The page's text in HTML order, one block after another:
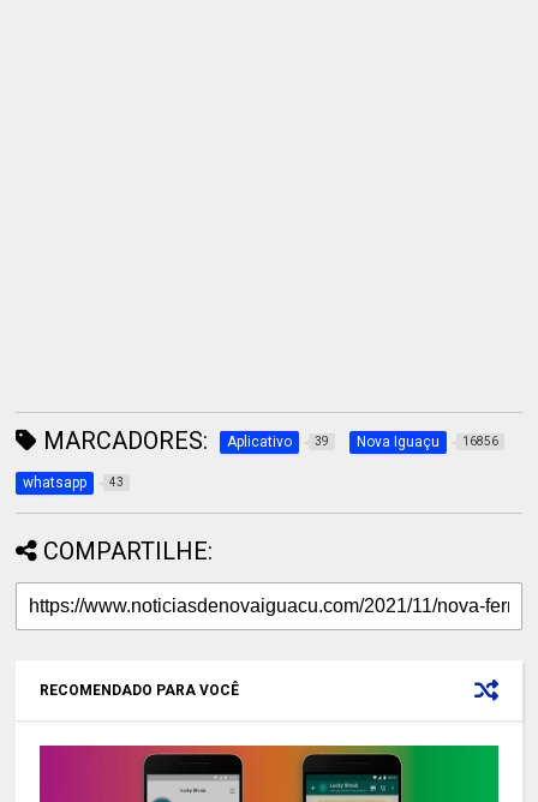
MARCADORES: Aplicativo 39 Nova Iguaçu 16856
whatsapp 43
COMPARTILHE:
RECOMENDADO PARA VOCÊ